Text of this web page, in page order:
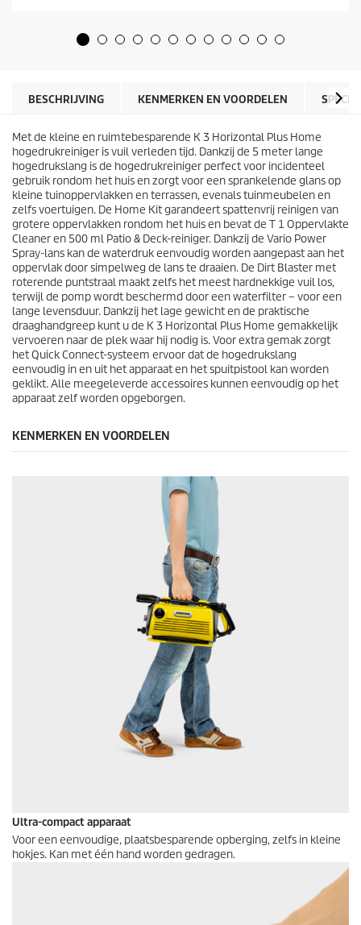
s
n
.
6
6
b
e
o
o
r
d
e
l
i
n
g
e
n
BESCHRIJVING KENMERKEN EN VOORDELEN
Met de kleine en ruimtebesparende K 3 Horizontal Plus Home
hogedrukreiniger is vuil verleden tijd. Dankzij de 5 meter lange
hogedrukslang is de hogedrukreiniger perfect voor incidenteel
gebruik rondom het huis en zorgt voor een sprankelende glans op
kleine tuinoppervlakken en terrassen, evenals tuinmeubelen en
zelfs voertuigen. De Home Kit garandeert spattenvrij reinigen van
grotere oppervlakken rondom het huis en bevat de T 1 Oppervlakte
Cleaner en 500 ml Patio & Deck-reiniger. Dankzij de Vario Power
Spray-lans kan de waterdruk eenvoudig worden aangepast aan het
oppervlak door simpelweg de lans te draaien. De Dirt Blaster met
roterende puntstraal maakt zelfs het meest hardnekkige vuil los,
terwijl de pomp wordt beschermd door een waterfilter – voor een
lange levensduur. Dankzij het lage gewicht en de praktische
draaghandgreep kunt u de K 3 Horizontal Plus Home gemakkelijk
vervoeren naar de plek waar hij nodig is. Voor extra gemak zorgt
hetQuick Connect-systeem ervoor dat de hogedrukslang
eenvoudig in en uit het apparaat en het spuitpistool kan worden
geklikt. Alle meegeleverde accessoires kunnen eenvoudig op het
apparaat zelf worden opgeborgen.
KENMERKEN EN VOORDELEN
Ultra-compact apparaat
Voor een eenvoudige, plaatsbesparende opberging, zelfs in kleine
hokjes. Kan met één hand worden gedragen.